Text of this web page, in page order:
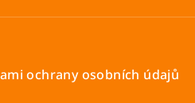
ochrany osobních údajů